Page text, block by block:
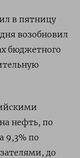
в пятницу
возобновил
бюджетного
нефть, по
9,3% по
до